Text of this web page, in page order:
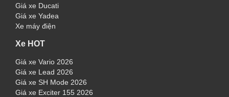
Giá xe Ducati
Giá xe Yadea
Xe máy điện
Xe HOT
Giá xe Vario 2026
Giá xe Lead 2026
Giá xe SH Mode 2026
Giá xe Exciter 155 2026